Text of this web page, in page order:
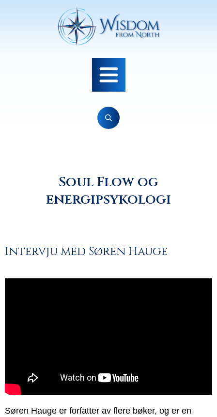
Soul Flow og
energipsykologi
Intervju med Søren Hauge
Søren Hauge er forfatter av flere bøker, og er en